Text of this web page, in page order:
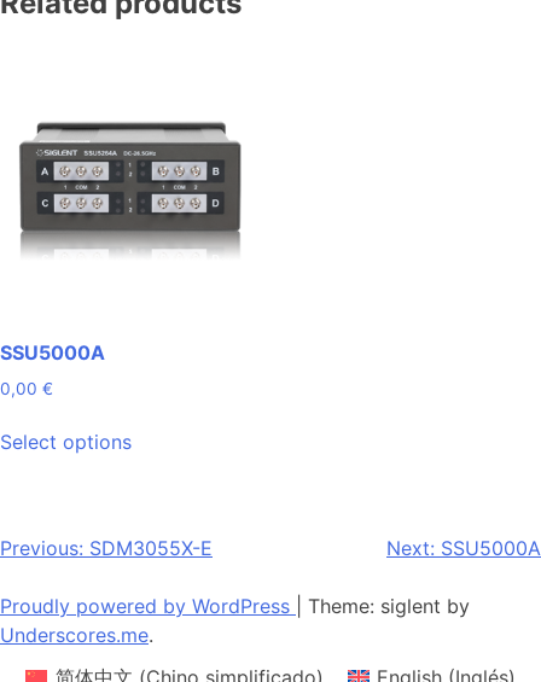
SSU5000A
0,00 €
Select optionsproduct
variants.
options
Post
navigation
Previous: SDM3055X-E Next: SSU5000A
Proudly powered by WordPress
Theme: siglent by
Underscores.me.
简体中文 (Chino simplificado) English(Inglés)